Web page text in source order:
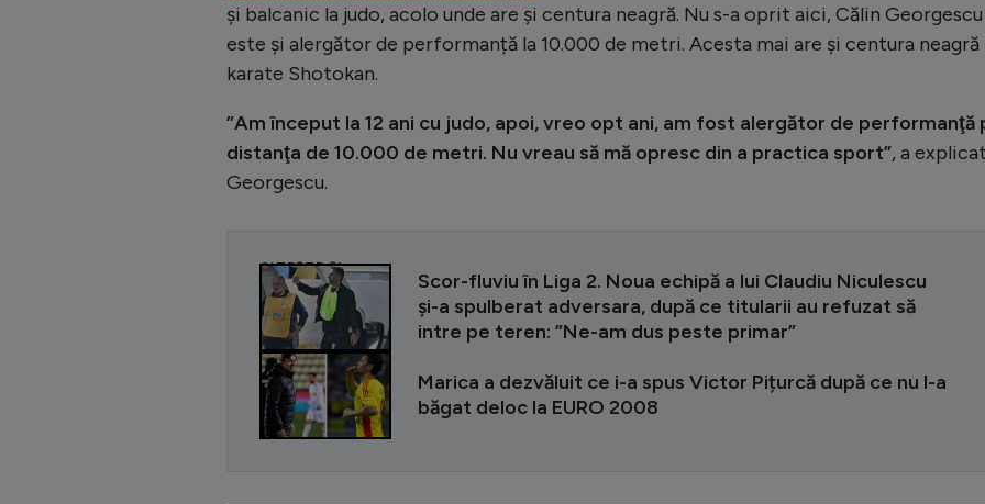
și balcanic la judo, acolo unde are și centura neagră. Nu s-a oprit aici, Călin Georgescu
este și alergător de performanță la 10.000 de metri. Acesta mai are și centura neagră
karate Shotokan.
”Am început la 12 ani cu judo, apoi, vreo opt ani, am fost alergător de performanţă
distanţa de 10.000 de metri. Nu vreau să mă opresc din a practica sport”, a explicat
Georgescu.
CITEȘTE ȘI
Scor-fluviu în Liga 2. Noua echipă a lui Claudiu Niculescu
și-a spulberat adversara, după ce titularii au refuzat să
intre pe teren: ”Ne-am dus peste primar”
Marica a dezvăluit ce i-a spus Victor Pițurcă după ce nu l-a
băgat deloc la EURO 2008